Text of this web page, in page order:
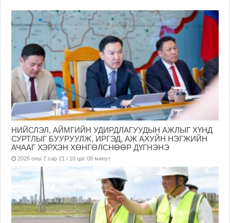
НИЙСЛЭЛ, АЙМГИЙН УДИРДЛАГУУДЫН АЖЛЫГ ХҮНД
СУРТЛЫГ БУУРУУЛЖ, ИРГЭД, АЖ АХУЙН НЭГЖИЙН
АЧААГ ХЭРХЭН ХӨНГӨЛСНӨӨР ДҮГНЭНЭ
2026 оны 7 сар 21 / 10 цаг 09 минут